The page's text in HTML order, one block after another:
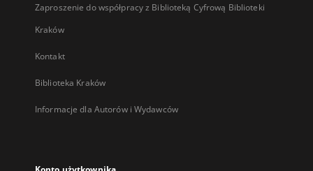
Zaproszenie do współpracy z Biblioteką Cyfrową Biblioteki
Kraków
Kontakt
Biblioteka Kraków
Informacje dla Autorów i Wydawców